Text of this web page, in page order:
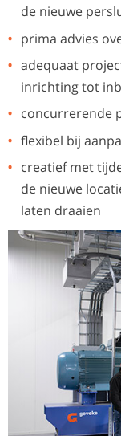
de nieuwe
prima advies
adequaat
inrichting tot
concurrerende
flexibel bij
creatief met
de nieuwe
laten draaien